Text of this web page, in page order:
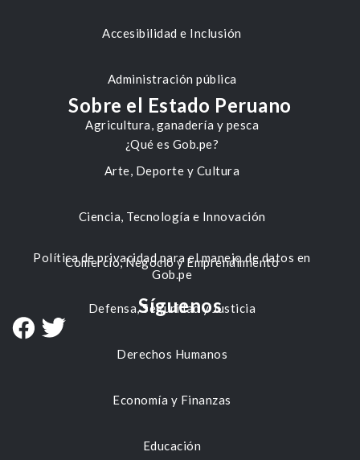
Accesibilidad e Inclusión
Administración pública
Agricultura, ganadería y pesca
Arte, Deporte y Cultura
Ciencia, Tecnología e Innovación
Comercio, Negocio y Emprendimiento
Defensa, Seguridad y Justicia
Derechos Humanos
Economía y Finanzas
Educación
Sobre el Estado Peruano
¿Qué es Gob.pe?
Política de privacidad para el manejo de datos en
Gob.pe
Síguenos